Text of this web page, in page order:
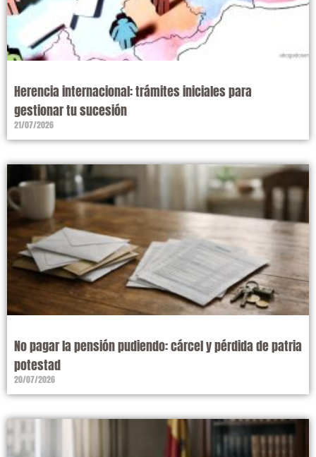
Herencia internacional: trámites iniciales para
gestionar tu sucesión
21/07/2026
No pagar la pensión pudiendo: cárcel y pérdida de patria
potestad
20/07/2026